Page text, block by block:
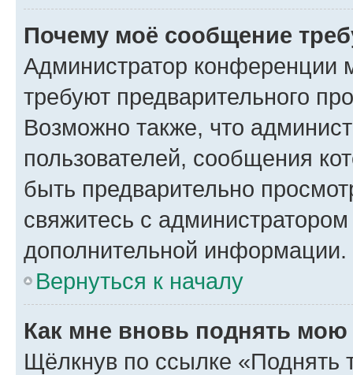
Почему моё сообщение
Администратор конференции
требуют предварительного
Возможно также, что
пользователей, сообщения
быть предварительно
свяжитесь с
дополнительной информации.
Вернуться к началу
Как мне вновь поднять мою
Щёлкнув по ссылке «Поднять